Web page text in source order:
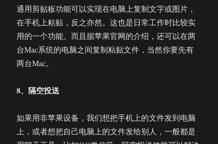
通用剪贴板功能可以实现在电脑上复制文字或图片，
在手机上粘贴，反之亦然。这也是日常工作时比较实
用的一个功能。而且据苹果官网的介绍，还可以在两
台Mac系统的电脑之间复制粘贴文件，当然你要先有
两台Mac。
8、隔空投送
如果用非苹果设备，我们想把手机上的文件发到电脑
上，或者想把自己电脑上的文件发给别人，一般都是